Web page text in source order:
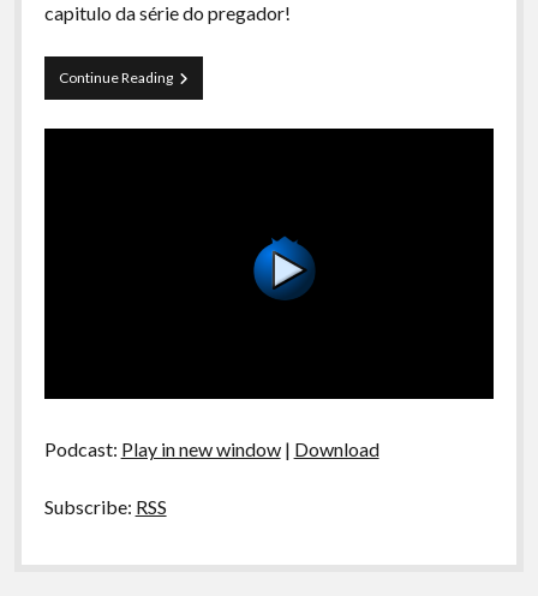
capitulo da série do pregador!
Continue ReadingPreacher
S01E05
Podcast: Play in new window| Download
Subscribe: RSS